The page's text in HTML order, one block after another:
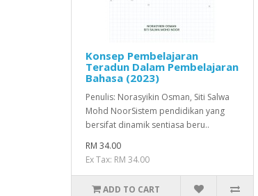
Konsep Pembelajaran
Teradun Dalam Pembelajaran
Bahasa (2023)
Penulis: Norasyikin Osman, Siti Salwa
Mohd NoorSistem pendidikan yang
bersifat dinamik sentiasa beru..
RM 34.00
Ex Tax: RM 34.00
ADD TO CART